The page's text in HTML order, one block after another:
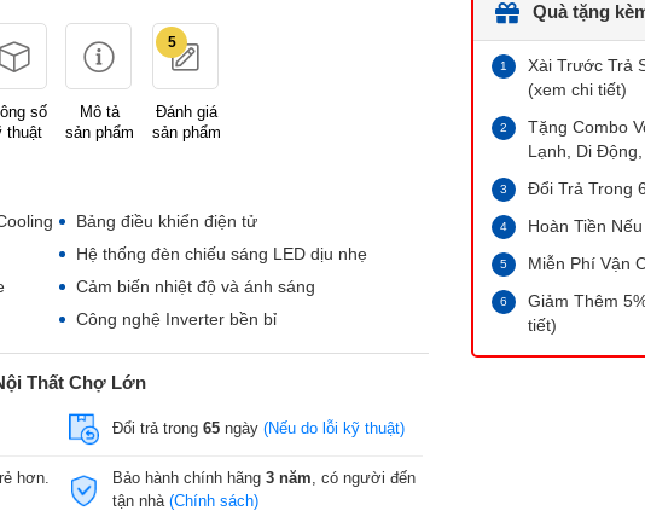
số
thuật
Mô tả
sản phẩm
5
Đánh giá
sản phẩm
Bảng điều khiển điện tử
Hệ thống đèn chiếu sáng LED dịu nhẹ
Cảm biến nhiệt độ và ánh sáng
Công nghệ Inverter bền bỉ
Thất Chợ Lớn
Đổi trả trong 65ngày (Nếu do lỗi kỹ thuật)
hơn.
Bảo hành chính hãng 3 năm, có người đến
tận nhà (Chính sách)
Quà tặng
Xài Trước Trả
(xem chi tiết)
Tặng Combo
Lạnh, Di
Đổi Trả Trong
Hoàn Tiền
Miễn Phí Vận
Giảm Thêm
tiết)